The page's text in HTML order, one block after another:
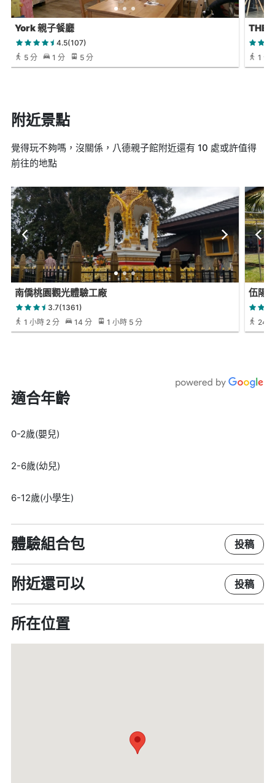
York 親子餐廳
4.5(107)
5 分
1 分 5 分
THE
1 分
附近景點
覺得玩不夠嗎，沒關係，八德親子館附近還有 10 處或許值得
前往的地點
南僑桃園觀光體驗工廠
3.7(1361)
1 小時 2 分
14 分 1 小時 5 分
伍陽
24
適合年齡
0-2歲(嬰兒)
2-6歲(幼兒)
6-12歲(小學生)
體驗組合包 投稿
附近還可以 投稿
所在位置